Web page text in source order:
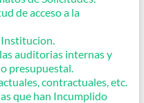
de acceso a la
auditorias internas y
presupuestal.
contractuales, etc.
que han Incumplido